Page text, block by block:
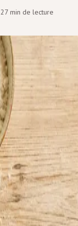
27 min de lecture